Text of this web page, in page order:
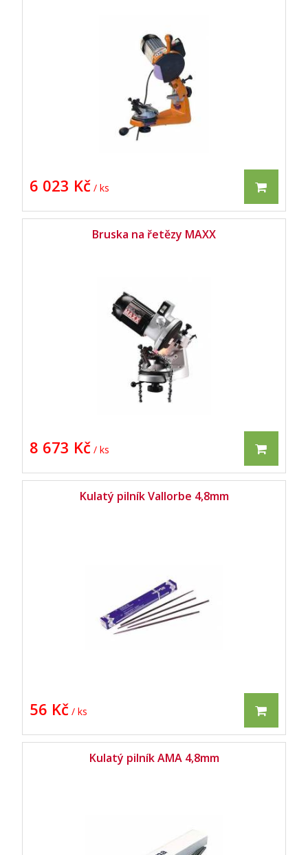
6 023 Kč / ks
Bruska na řetězy MAXX
8 673 Kč / ks
Kulatý pilník Vallorbe 4,8mm
56 Kč / ks
Kulatý pilník AMA 4,8mm